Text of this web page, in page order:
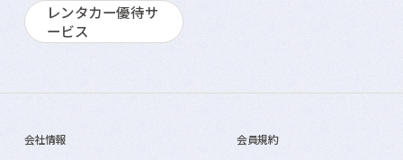
レンタカー優待サ
ービス
会社情報
会員規約